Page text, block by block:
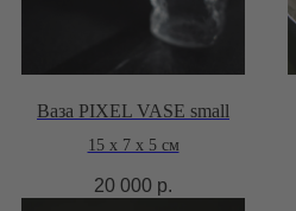
Ваза PIXEL VASE small
15 x 7 x 5 см
20 000 р.